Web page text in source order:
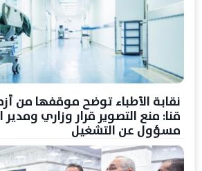
نقابة الأطباء توضح موقفها
قنا: منع التصوير قرار وزاري ومدير
مسؤول عن التشغيل